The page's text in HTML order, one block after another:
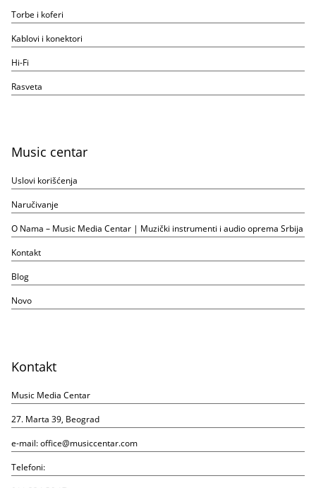
Torbe i koferi
Kablovi i konektori
Hi-Fi
Rasveta
Music centar
Uslovi korišćenja
Naručivanje
O Nama – Music Media Centar | Muzički instrumenti i audio oprema Srbija
Kontakt
Blog
Novo
Kontakt
Music Media Centar
27. Marta 39, Beograd
e-mail:office@musiccentar.com
Telefoni: